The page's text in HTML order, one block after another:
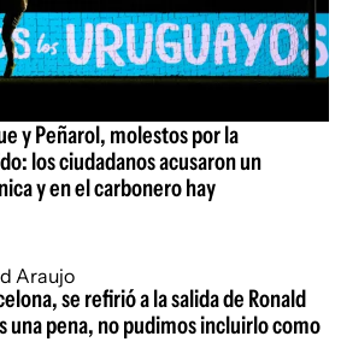
y Peñarol, molestos por la
los ciudadanos acusaron un
y en el carbonero hay
se refirió a la salida de Ronald
una pena, no pudimos incluirlo como